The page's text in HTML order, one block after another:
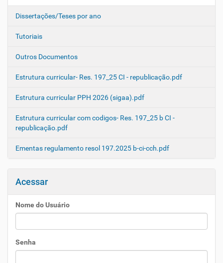
Dissertações/Teses por ano
Tutoriais
Outros Documentos
Estrutura curricular- Res. 197_25 CI - republicação.pdf
Estrutura curricular PPH 2026 (sigaa).pdf
Estrutura curricular com codigos- Res. 197_25 b CI -
republicação.pdf
Ementas regulamento resol 197.2025 b-ci-cch.pdf
Acessar
Nome do Usuário
Senha